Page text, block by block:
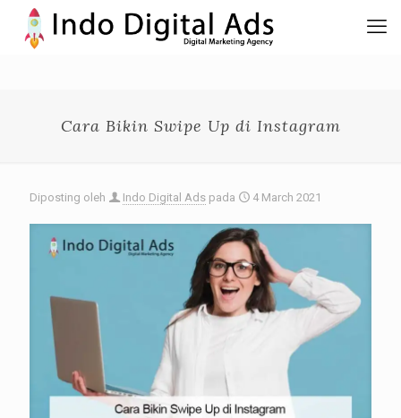
Cara Bikin Swipe Up di Instagram
Diposting oleh Indo Digital Ads pada 4 March 2021